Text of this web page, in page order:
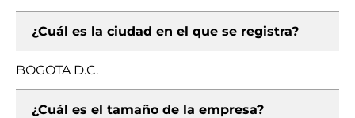
¿Cuál es la ciudad en el que se registra?
BOGOTA D.C.
¿Cuál es el tamaño de la empresa?